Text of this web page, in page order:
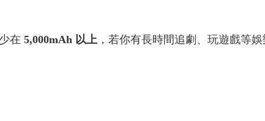
在 5,000mAh 以上 ，若你有長時間追劇、玩遊戲等